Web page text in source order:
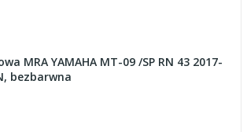
MRA YAMAHA MT-09 /SP RN 43 2017-
bezbarwna